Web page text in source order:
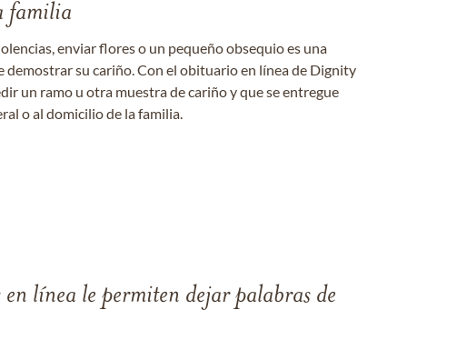
familia
enviar flores o un pequeño obsequio es una
demostrar su cariño. Con el obituario en línea de Dignity
un ramo u otra muestra de cariño y que se entregue
o al domicilio de la familia.
línea le permiten dejar palabras de